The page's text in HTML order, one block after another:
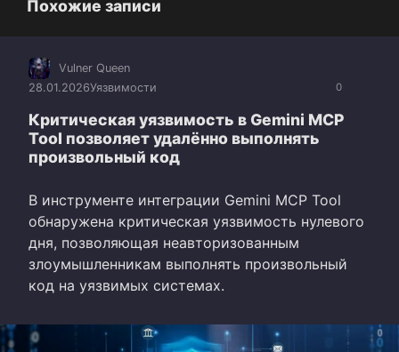
Похожие записи
0
Vulner Queen
28.01.2026Уязвимости
Критическая уязвимость в Gemini MCP
Tool позволяет удалённо выполнять
произвольный код
В инструменте интеграции Gemini MCP Tool
обнаружена критическая уязвимость нулевого
дня, позволяющая неавторизованным
злоумышленникам выполнять произвольный
код на уязвимых системах.